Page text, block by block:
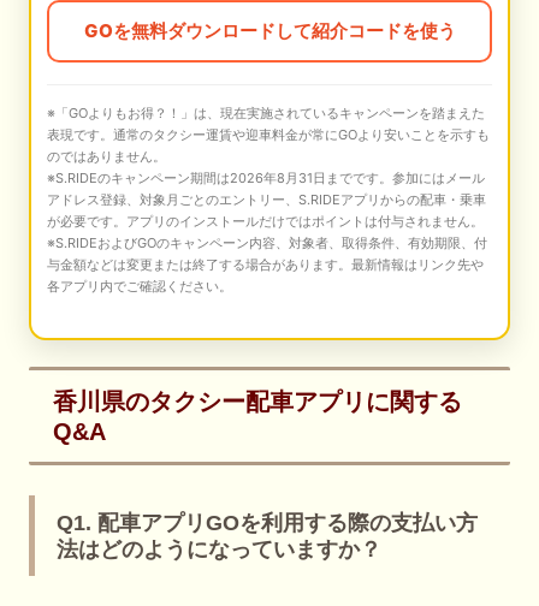
GOを無料ダウンロードして紹介コードを使う
※「GOよりもお得？！」は、現在実施されているキャンペーンを踏まえた
表現です。通常のタクシー運賃や迎車料金が常にGOより安いことを示すも
のではありません。
※S.RIDEのキャンペーン期間は2026年8月31日までです。参加にはメール
アドレス登録、対象月ごとのエントリー、S.RIDEアプリからの配車・乗車
が必要です。アプリのインストールだけではポイントは付与されません。
※S.RIDEおよびGOのキャンペーン内容、対象者、取得条件、有効期限、付
与金額などは変更または終了する場合があります。最新情報はリンク先や
各アプリ内でご確認ください。
香川県のタクシー配車アプリに関する
Q&A
Q1. 配車アプリGOを利用する際の支払い方
法はどのようになっていますか？